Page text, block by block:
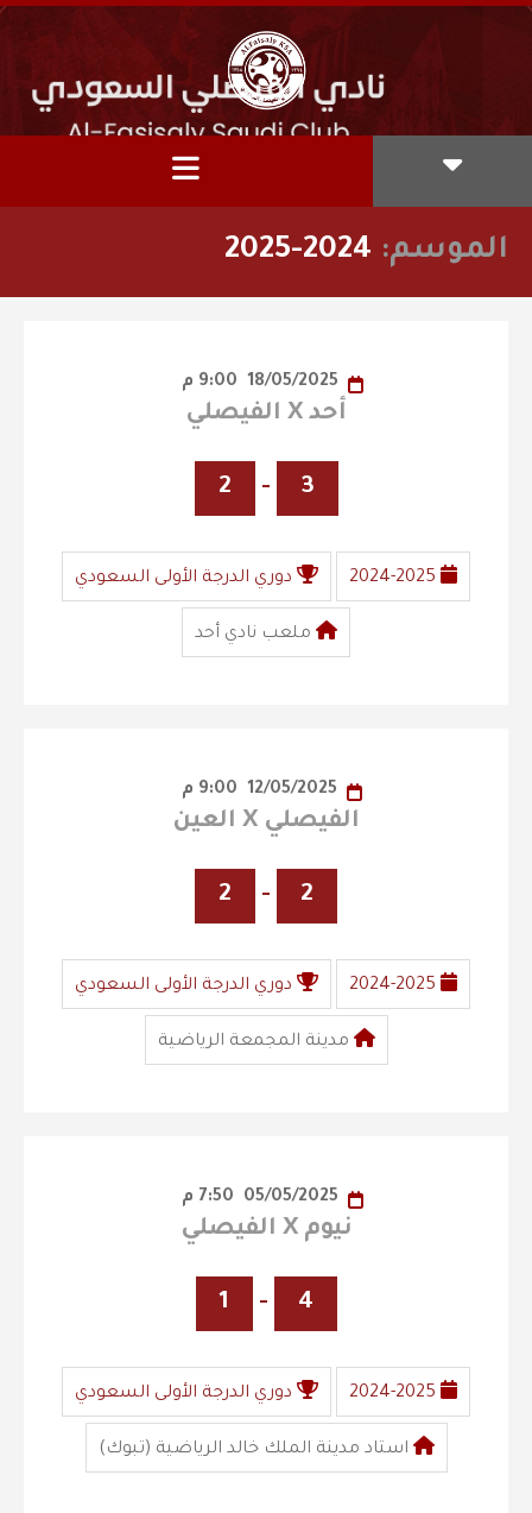
الموسم: 2024-2025
أحد X الفيصلي
3
-
2
2024-2025 دوري الدرجة الأولى السعودي
ملعب نادي أحد
الفيصلي X العين
2
-
2
2024-2025 دوري الدرجة الأولى السعودي
مدينة المجمعة الرياضية
نيوم X الفيصلي
4
-
1
2024-2025 دوري الدرجة الأولى السعودي
استاد مدينة الملك خالد الرياضية (تبوك)